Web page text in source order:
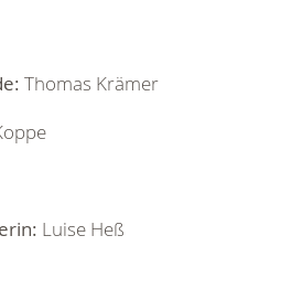
Thomas Krämer
Luise Heß